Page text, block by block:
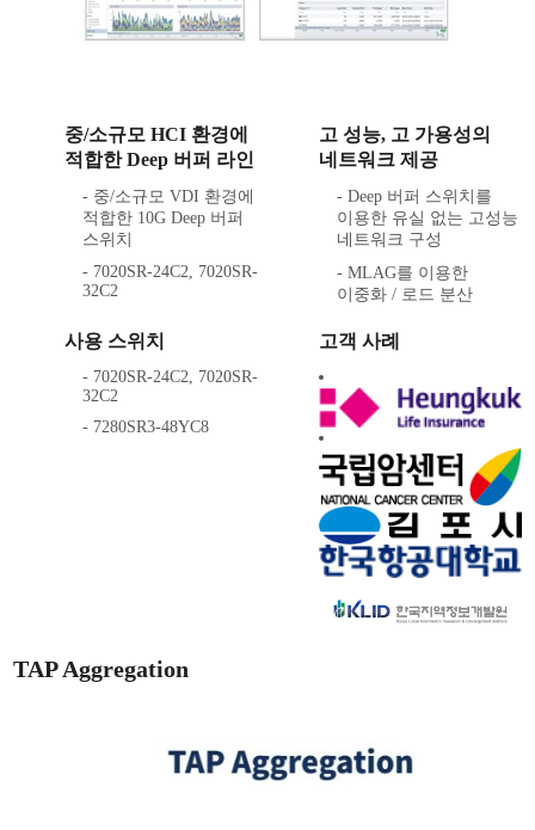
중/소규모 HCI 환경에
적합한 Deep 버퍼 라인
- 중/소규모 VDI 환경에
적합한 10G Deep 버퍼
스위치
- 7020SR-24C2, 7020SR-
32C2
고 성능, 고 가용성의
네트워크 제공
- Deep 버퍼 스위치를
이용한 유실 없는 고성능
네트워크 구성
- MLAG를 이용한
이중화 / 로드 분산
사용 스위치
- 7020SR-24C2, 7020SR-
32C2
- 7280SR3-48YC8
고객 사례
TAP Aggregation